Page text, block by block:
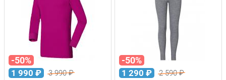
-50%
1 990 ₽ 3 990₽
-50%
1 290 ₽ 2 590₽